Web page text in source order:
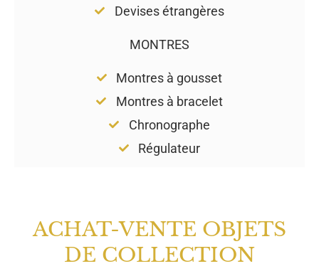
Devises étrangères
MONTRES
Montres à gousset
Montres à bracelet
Chronographe
Régulateur
ACHAT-VENTE OBJETS
DE COLLECTION